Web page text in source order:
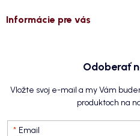
Informácie pre vás
Odoberať
Vložte svoj e-mail a my Vám
produktoch na
Email